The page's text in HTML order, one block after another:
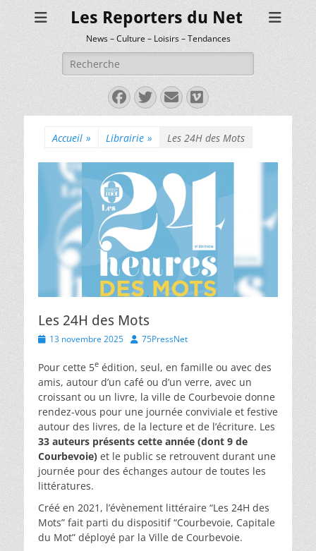
Les Reporters du Net
News – Culture – Loisirs – Tendances
Rechercher :
Facebook
Twitter
E-
mail
Vimeo
Accueil » Librairie » Les 24H des Mots
Les 24H des Mots
Posted13 novembre 2025 Author
75PressNet
Pour cette 5e édition, seul, en famille ou avec des
amis, autour d’un café ou d’un verre, avec un
croissant ou un livre, la ville de Courbevoie donne
rendez-vous pour une journée conviviale et festive
autour des livres, de la lecture et de l’écriture. Les
33 auteurs présents cette année (dont 9 de
Courbevoie) et le public se retrouvent durant une
journée pour des échanges autour de toutes les
littératures.
Créé en 2021, l’évènement littéraire “Les 24H des
Mots” fait parti du dispositif “Courbevoie, Capitale
du Mot” déployé par la Ville de Courbevoie.